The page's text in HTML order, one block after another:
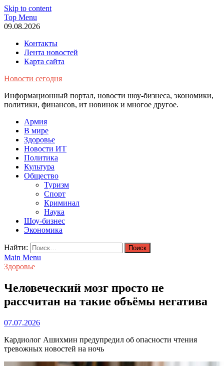
Skip to content
Top Menu
09.08.2026
Контакты
Лента новостей
Карта сайта
Новости сегодня
Информационный портал, новости шоу-бизнеса, экономики,
политики, финансов, ит новинок и многое другое.
Армия
В мире
Здоровье
Новости ИТ
Политика
Культура
Общество
Туризм
Спорт
Криминал
Наука
Шоу-бизнес
Экономика
Найти:
Main Menu
Здоровье
Человеческий мозг просто не
рассчитан на такие объёмы негатива
07.07.2026
Кардиолог Ашихмин предупредил об опасности чтения
тревожных новостей на ночь